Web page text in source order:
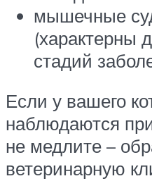
мышечные
(характерны
стадий
Если у вашего
наблюдаются
не медлите –
ветеринарную